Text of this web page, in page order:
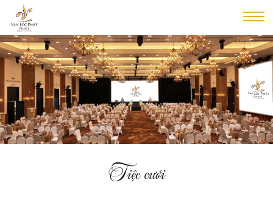
Tiệc cưới